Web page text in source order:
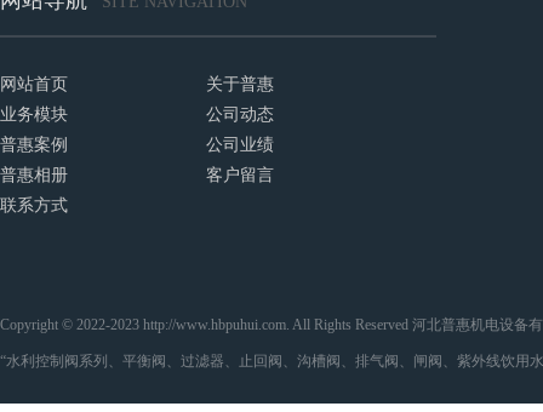
网站首页
关于普惠
业务模块
公司动态
普惠案例
公司业绩
普惠相册
客户留言
联系方式
Copyright © 2022-2023 http://www.hbpuhui.com. All Rights Reserved 河北普惠机电设
“水利控制阀系列、平衡阀、过滤器、止回阀、沟槽阀、排气阀、闸阀、紫外线饮用